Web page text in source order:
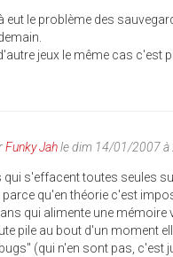
eut le problème des
jeux le même cas c'est
Funky Jahle dim 14/01/2007 à
qui s'effacent toutes seules
parce qu'en théorie c'est
qui alimente une
pile au bout d'un moment
(qui n'en sont pas, c'est